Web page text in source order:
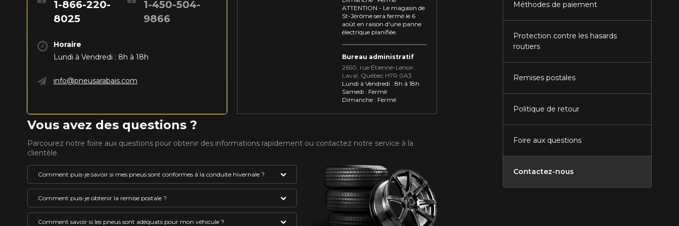
1-866-220-
8025
1-450-504-
9866
Horaire
Lundi à Vendredi : 8h à 18h
info@pneusarabais.com
ATTENTION - Le magasin de
St-Jérôme sera fermé le 6
août en raison d'une panne
électrique planifiée.
Bureau administratif
2650, rue Étienne⁠-⁠Lenoir,
Laval, Québec H7R 0A3
Lundi à Vendredi : 8h à 18h
Samedi : Fermé
Dimanche : Fermé
Vous avez des questions ?
Parcourez notre foire aux questions pour obtenir des informations rapidement ou contactez notre service à la
clientèle.
Comment puis-je savoir si mes pneus sont conformes à la conduite hivernale ?
Un pneu pouvant être utilisé l’hiver au Québec doit absolument avoir
le pictogramme représentant le symbole de la montagne et du flocon
Comment puis-je obtenir la remise postale ?
La remise postale est un rabais offert par le fabricant du pneu. Celui-ci
Comment savoir si les pneus sont adéquats pour mon véhicule ?
Méthodes de paiement
Protection contre les hasards
routiers
Remises postales
Politique de retour
Foire aux questions
Contactez-nous
VOICI LES DIMENSIONS POUR VOTRE VÉHICULE